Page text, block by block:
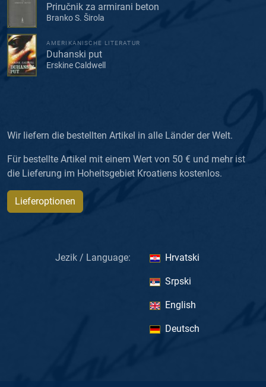
Priručnik za armirani beton
Branko S. Širola
AMERIKANISCHE LITERATUR
Duhanski put
Erskine Caldwell
Wir liefern die bestellten Artikel in alle Länder der Welt.
Für bestellte Artikel mit einem Wert von 50 € und mehr ist
die Lieferung im Hoheitsgebiet Kroatiens kostenlos.
Lieferoptionen
Jezik / Language: Hrvatski
Srpski
English
Deutsch